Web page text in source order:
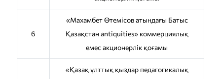
6
«Махамбет Өтемісов атындағы Батыс
Қазақстан antiquities» коммерциялық
емес акционерлік қоғамы
«Қазақ ұлттық қыздар педагогикалық